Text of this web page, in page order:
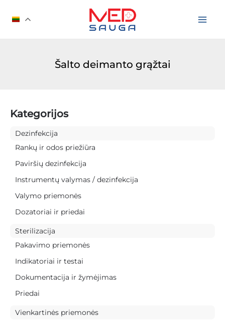
prie
Šalto deimanto grąžtai
Kategorijos
Dezinfekcija
Rankų ir odos priežiūra
Paviršių dezinfekcija
Instrumentų valymas / dezinfekcija
Valymo priemonės
Dozatoriai ir priedai
Sterilizacija
Pakavimo priemonės
Indikatoriai ir testai
Dokumentacija ir žymėjimas
Priedai
Vienkartinės priemonės